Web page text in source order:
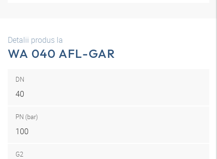
Detalii produs la
WA 040 AFL-GAR
DN
40
PN (bar)
100
G2